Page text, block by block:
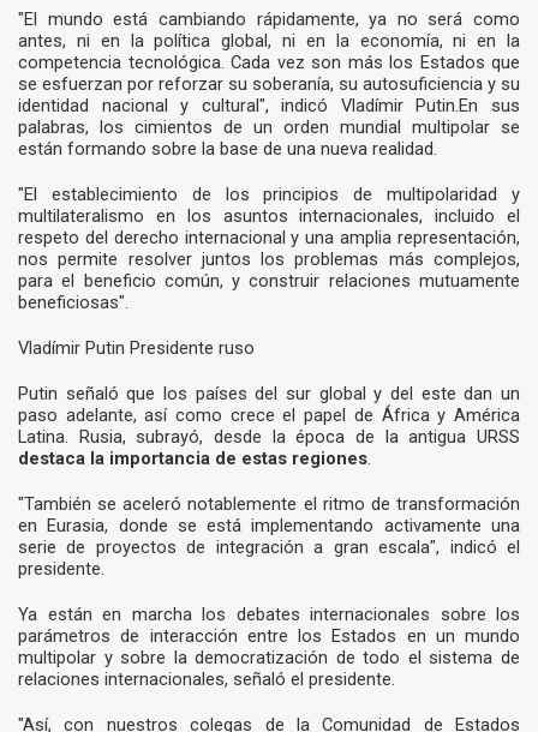
"El mundo está cambiando rápidamente, ya no será como
antes, ni en la política global, ni en la economía, ni en la
competencia tecnológica. Cada vez son más los Estados que
se esfuerzan por reforzar su soberanía, su autosuficiencia y su
identidad nacional y cultural", indicó Vladímir Putin.En sus
palabras, los cimientos de un orden mundial multipolar se
están formando sobre la base de una nueva realidad.
"El establecimiento de los principios de multipolaridad y
multilateralismo en los asuntos internacionales, incluido el
respeto del derecho internacional y una amplia representación,
nos permite resolver juntos los problemas más complejos,
para el beneficio común, y construir relaciones mutuamente
beneficiosas".
Vladímir Putin Presidente ruso
Putin señaló que los países del sur global y del este dan un
paso adelante, así como crece el papel de África y América
Latina. Rusia, subrayó, desde la época de la antigua URSS
destaca la importancia de estas regiones.
"También se aceleró notablemente el ritmo de transformación
en Eurasia, donde se está implementando activamente una
serie de proyectos de integración a gran escala", indicó el
presidente.
Ya están en marcha los debates internacionales sobre los
parámetros de interacción entre los Estados en un mundo
multipolar y sobre la democratización de todo el sistema de
relaciones internacionales, señaló el presidente.
"Así, con nuestros colegas de la Comunidad de Estados